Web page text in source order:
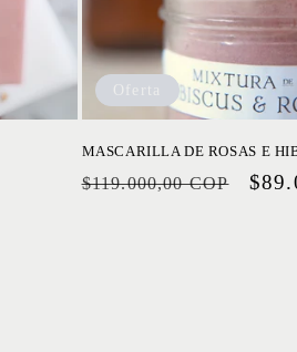
Oferta
MASCARILLA DE ROSAS E
Precio
$119.000,00 COP